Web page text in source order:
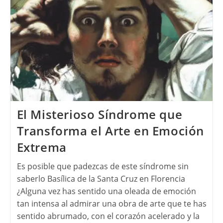
El Misterioso Síndrome que
Transforma el Arte en Emoción
Extrema
Es posible que padezcas de este síndrome sin
saberlo Basílica de la Santa Cruz en Florencia
¿Alguna vez has sentido una oleada de emoción
tan intensa al admirar una obra de arte que te has
sentido abrumado, con el corazón acelerado y la